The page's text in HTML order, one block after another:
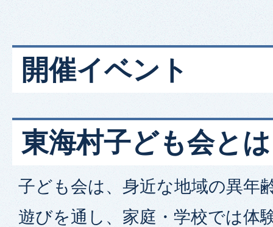
開催イベント
東海村子ども会と
子ども会は、身近な地域の異年
遊びを通し、家庭・学校では体